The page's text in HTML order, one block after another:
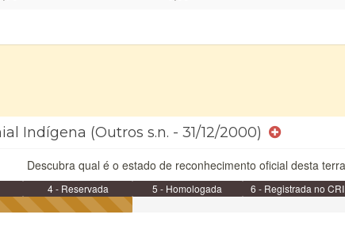
Indígena (Outros s.n. - 31/12/2000)
Descubra qual é o estado de reconhecimento oficial desta
4 - Reservada 5 - Homologada
6 - Registrada no CRI